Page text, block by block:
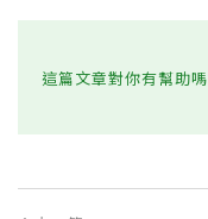
這篇文章對你有幫助